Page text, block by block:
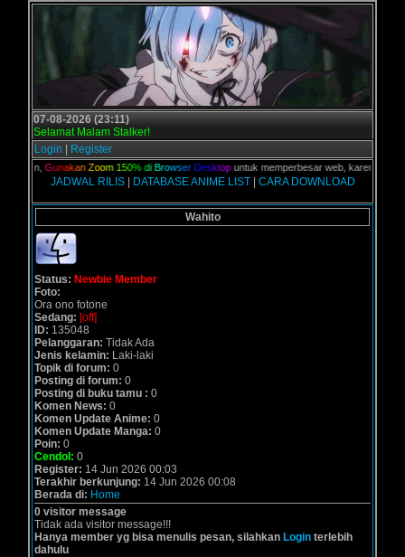
07-08-2026 (23:11)
Selamat Malam Stalker!
Login
Register
kalian,G unakan Zoom 150% di Br owser Desktopuntuk memperbesar web, karena
JADWAL RILIS| DATABASE ANIME LIST| CARA DOWNLOAD
Wahito
Status: Newbie Member
Foto:
Ora ono fotone
Sedang: [off]
ID: 135048
Pelanggaran: Tidak Ada
Jenis kelamin: Laki-laki
Topik di forum: 0
Posting di forum: 0
Posting di buku tamu : 0
Komen News: 0
Komen Update Anime: 0
Komen Update Manga: 0
Poin: 0
Cendol: 0
Register: 14 Jun 2026 00:03
Terakhir berkunjung: 14 Jun 2026 00:08
Berada di: Home
0 visitor message
Tidak ada visitor message!!!
Hanya member yg bisa menulis pesan, silahkan Login terlebih
dahulu